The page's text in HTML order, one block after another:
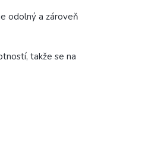
odolný a zároveň
takže se na